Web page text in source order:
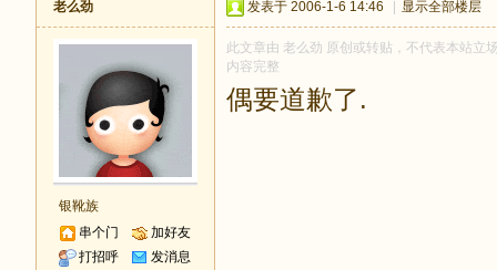
老么劲
银靴族
串个门
加好友
打招呼
发消息
发表于 2006-1-6 14:46 显示全部楼层
此文章由 老么劲 原创或转贴，不代表本站立
内容完整
偶要道歉了.